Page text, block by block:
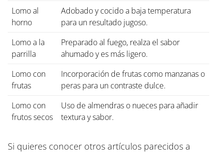
Lomo al
horno
Adobado y cocido a baja temperatura
para un resultado jugoso.
Lomo a la
parrilla
Preparado al fuego, realza el sabor
ahumado y es más ligero.
Lomo con
frutas
Incorporación de frutas como manzanas o
peras para un contraste dulce.
Lomo con
frutos secos
Uso de almendras o nueces para añadir
textura y sabor.
Si quieres conocer otros artículos parecidos a